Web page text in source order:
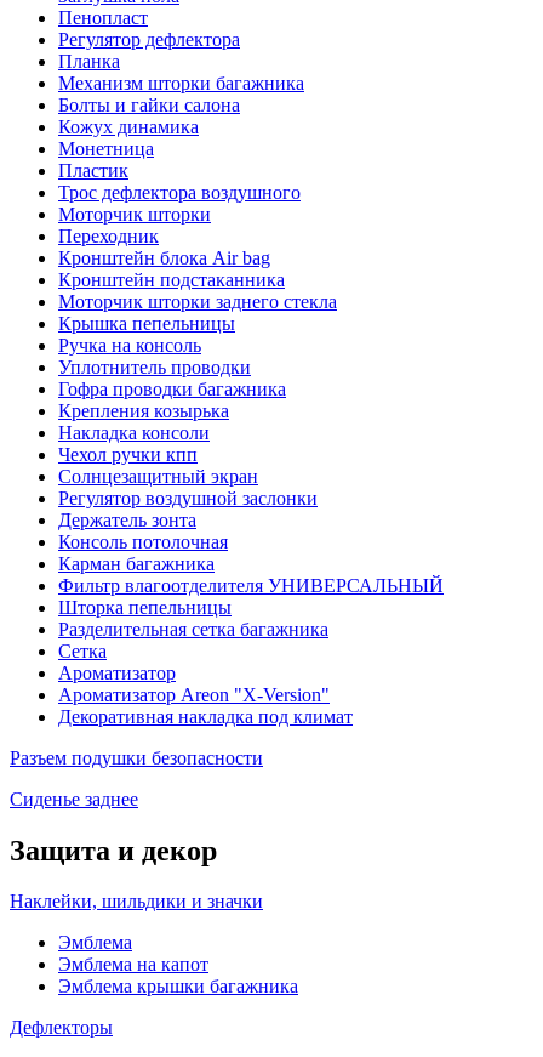
Пенопласт
Регулятор дефлектора
Планка
Механизм шторки багажника
Болты и гайки салона
Кожух динамика
Монетница
Пластик
Трос дефлектора воздушного
Моторчик шторки
Переходник
Кронштейн блока Air bag
Кронштейн подстаканника
Моторчик шторки заднего стекла
Крышка пепельницы
Ручка на консоль
Уплотнитель проводки
Гофра проводки багажника
Крепления козырька
Накладка консоли
Чехол ручки кпп
Солнцезащитный экран
Регулятор воздушной заслонки
Держатель зонта
Консоль потолочная
Карман багажника
Фильтр влагоотделителя УНИВЕРСАЛЬНЫЙ
Шторка пепельницы
Разделительная сетка багажника
Сетка
Ароматизатор
Ароматизатор Areon "X-Version"
Декоративная накладка под климат
Разъем подушки безопасности
Сиденье заднее
Защита и декор
Наклейки, шильдики и значки
Эмблема
Эмблема на капот
Эмблема крышки багажника
Дефлекторы